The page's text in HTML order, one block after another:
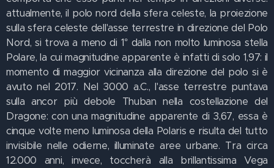
attualmente, il polo nord della sfera celeste, la proiezione
sulla sfera celeste dell'asse terrestre in direzione del Polo
Nord, si trova a meno di 1° dalla non molto luminosa stella
Polare, la cui magnitudine apparente è infatti di solo 1,97: il
momento di maggior vicinanza alla direzione del polo si è
avuto nel 2017. Nel 3000 a.C., l'asse terrestre puntava
sulla ancor più debole Thuban nella costellazione del
Dragone: con una magnitudine apparente di 3,67, essa è
cinque volte meno luminosa della Polaris e risulta del tutto
invisibile nelle odierne, illuminate aree urbane. Tra circa
12.000 anni, invece, toccherà alla brillantissima Vega